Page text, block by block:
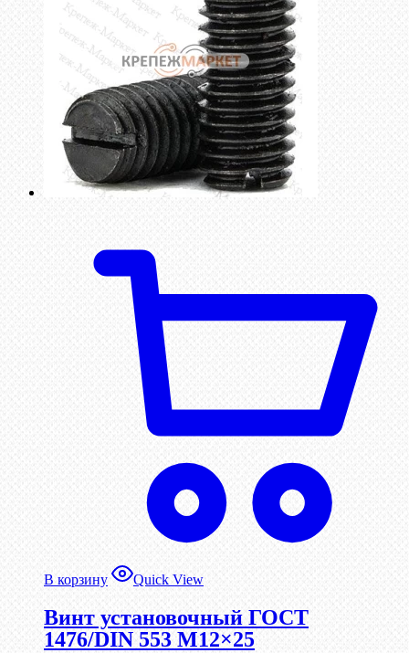
В корзину Quick View
Винт установочный ГОСТ
1476/DIN 553 М12×25